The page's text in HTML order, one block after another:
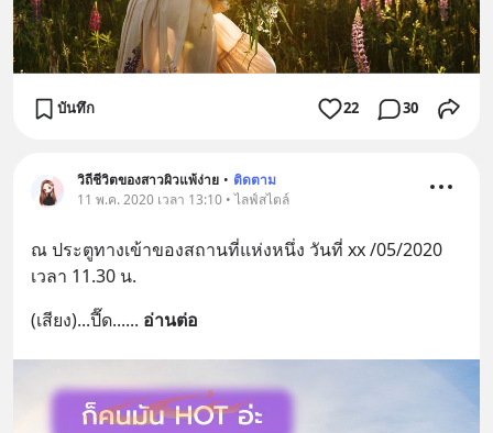
บันทึก 22 30
วิถีชีวิตของสาวผิวแพ้ง่าย • ติดตาม
11 พ.ค. 2020 เวลา 13:10 • ไลฟ์สไตล์
ณ ประตูทางเข้าของสถานที่แห่งหนึ่ง วันที่ xx /05/2020
เวลา 11.30 น.
(เสียง)...ปี๊ด...... อ่านต่อ